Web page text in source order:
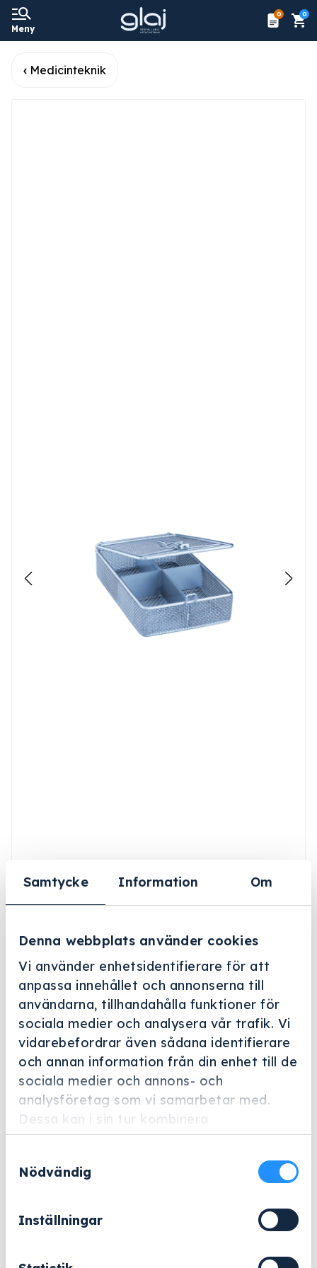
Samtycke Information Om
Denna webbplats använder cookies
Vi använder enhetsidentifierare för att
anpassa innehållet och annonserna till
användarna, tillhandahålla funktioner för
sociala medier och analysera vår trafik. Vi
vidarebefordrar även sådana identifierare
och annan information från din enhet till de
sociala medier och annons- och
analysföretag som vi samarbetar med.
Dessa kan i sin tur kombinera
informationen med annan information som
samlat in när du har använt deras tjänster.
Nödvändig
Inställningar
Meny
0 0
Medicinteknik
Helskärm
Miele Professional
E 451
Korg för optimal placering av diverse instrument.